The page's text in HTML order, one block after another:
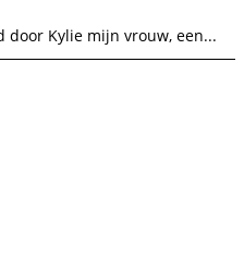
door Kylie mijn vrouw, een...